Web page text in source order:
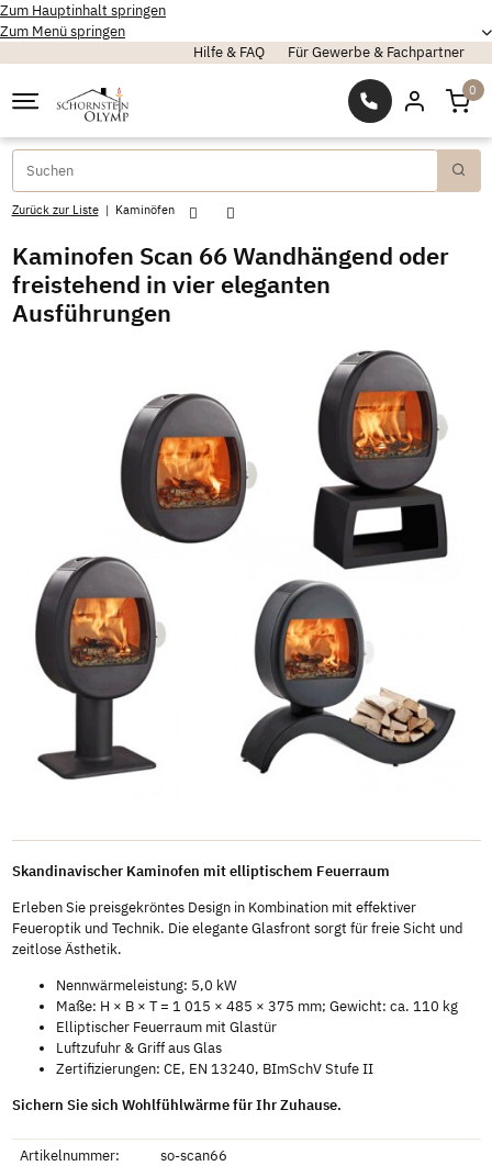
Zum Hauptinhalt springen
Zum Menü springen
Hilfe & FAQ
Für Gewerbe & Fachpartner
0
Zurück zur Liste Kaminöfen
Kaminofen Scan 66 Wandhängend oder
freistehend in vier eleganten
Ausführungen
Skandinavischer Kaminofen mit elliptischem Feuerraum
Erleben Sie preisgekröntes Design in Kombination mit effektiver
Feueroptik und Technik. Die elegante Glasfront sorgt für freie Sicht und
zeitlose Ästhetik.
Nennwärmeleistung: 5,0 kW
Maße: H × B × T = 1 015 × 485 × 375 mm; Gewicht: ca. 110 kg
Elliptischer Feuerraum mit Glastür
Luftzufuhr & Griff aus Glas
Zertifizierungen: CE, EN 13240, BImSchV Stufe II
Sichern Sie sich Wohlfühlwärme für Ihr Zuhause.
Artikelnummer:
so-scan66